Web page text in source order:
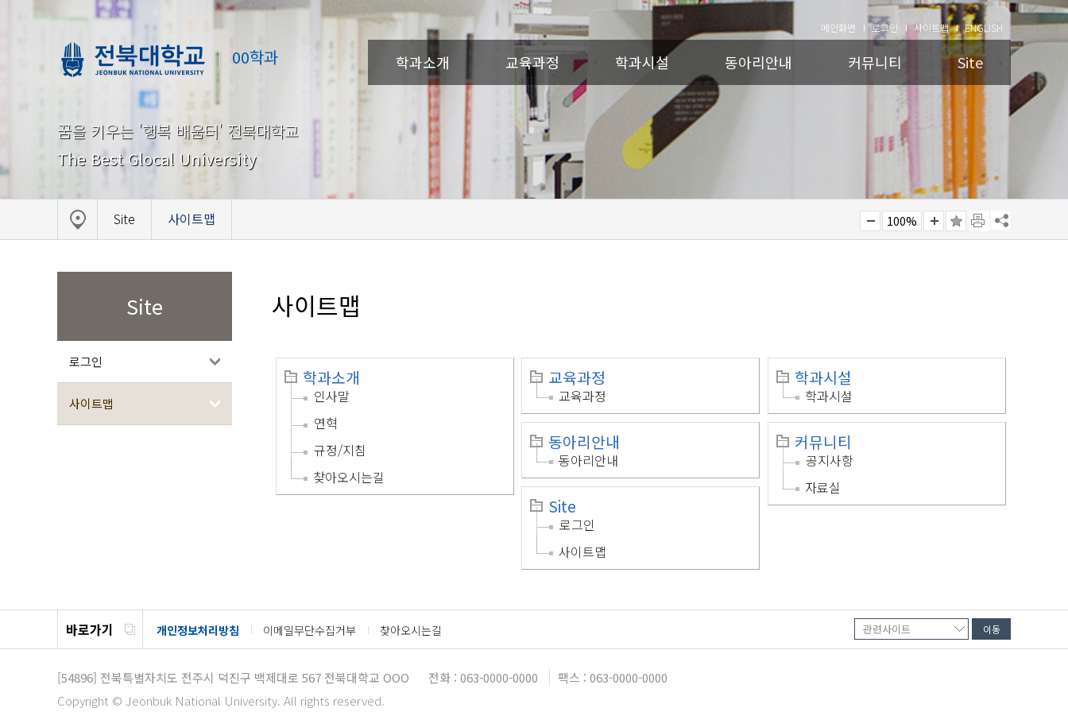
00학과
메인화면 로그인 사이트맵 ENGLISH
학과소개 교육과정 학과시설 동아리안내 커뮤니티 Site
꿈을 키우는 '행복 배움터' 전북대학교
The Best Glocal University
Site 사이트맵 100%
Site
로그인
사이트맵
사이트맵
학과소개
인사말
연혁
규정/지침
찾아오시는길
교육과정
교육과정
학과시설
학과시설
동아리안내
동아리안내
커뮤니티
공지사항
자료실
Site
로그인
사이트맵
바로가기 개인정보처리방침 이메일무단수집거부 찾아오시는길
[54896] 전북특별자치도 전주시 덕진구 백제대로 567 전북대학교 OOO 전화 : 063-0000-0000
팩스 : 063-0000-0000
Copyright © Jeonbuk National University. All rights reserved.